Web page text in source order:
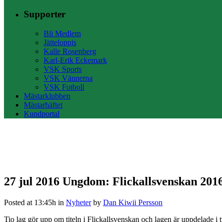
Supporter
Bli Medlem
Jätteloppis
Kalle Rosenberg
Karl-Erik Eckemark
VSK Sports
VSK Vännerna
VSK Fotboll
Mästarklubben
Mästarhäftet
Kundportal
27 jul 2016 Ungdom: Flickallsvenskan
Posted at 13:45h in Nyheter by Dan Kiwii Persson
Tio lag gör upp om titeln i Flickallsvenskan och lagen är uppdelade i